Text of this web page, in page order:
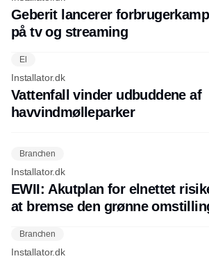
Geberit lancerer
på tv og streaming
El
Installator.dk
Vattenfall vinder udbuddene af
havvindmølleparker
Branchen
Installator.dk
EWII: Akutplan for elnettet
at bremse den grønne
Branchen
Installator.dk